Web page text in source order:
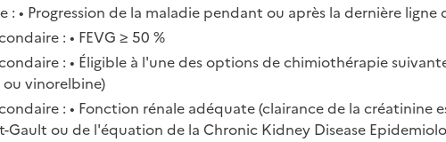
: • Progression de la maladie pendant ou après la dernière
: • FEVG ≥ 50 %
: • Éligible à l'une des options de chimiothérapie
vinorelbine)
: • Fonction rénale adéquate (clairance de la créatinine
ou de l'équation de la Chronic Kidney Disease